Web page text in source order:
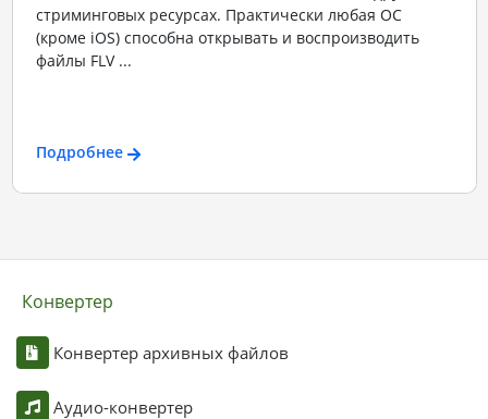
стриминговых ресурсах. Практически любая ОС
(кроме iOS) способна открывать и воспроизводить
файлы FLV ...
Подробнее
Конвертер
Конвертер архивных файлов
Аудио-конвертер